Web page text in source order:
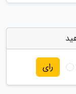
رای